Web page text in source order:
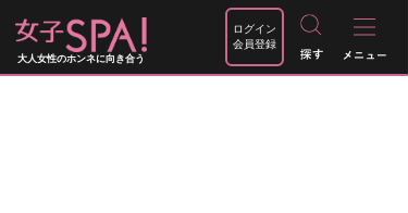
大人女性のホンネに向き合う
ログイン
会員登録